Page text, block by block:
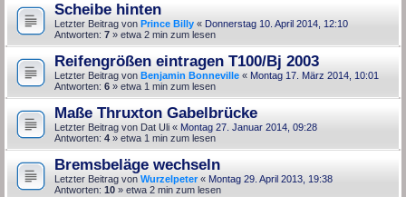
Scheibe hinten
Letzter Beitrag von Prince Billy « Donnerstag 10. April 2014, 12:10
Antworten: 7 » etwa 2 min zum lesen
Reifengrößen eintragen T100/Bj 2003
Letzter Beitrag von Benjamin Bonneville « Montag 17. März 2014, 10:01
Antworten: 6 » etwa 1 min zum lesen
Maße Thruxton Gabelbrücke
Letzter Beitrag von Dat Uli « Montag 27. Januar 2014, 09:28
Antworten: 4 » etwa 1 min zum lesen
Bremsbeläge wechseln
Letzter Beitrag von Wurzelpeter« Montag 29. April 2013, 19:38
Antworten: 10 » etwa 2 min zum lesen